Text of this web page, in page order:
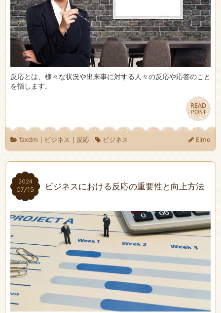
反応とは、様々な状況や出来事に対する人々の反応や応答のこと
を指します。
READ
POST
READ
POST
faxdm | ビジネス | 反応 ビジネス Elmo
2024
07/15
2024
07/15 ビジネスにおける反応の重要性と向上方法